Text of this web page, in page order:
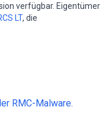
verfügbar. Eigentümer
LT, die
RMC-Malware.